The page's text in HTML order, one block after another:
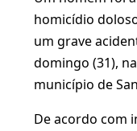
homicídio
um grave
domingo (31),
município de
De acordo com